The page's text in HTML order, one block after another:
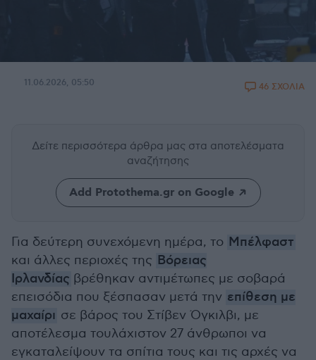
11.06.2026, 05:50 46 ΣΧΟΛΙΑ
Δείτε περισσότερα άρθρα μας στα αποτελέσματα
αναζήτησης
Add Protothema.gr on Google
Για δεύτερη συνεχόμενη ημέρα, το Μπέλφαστ
και άλλες περιοχές της Βόρειας
Ιρλανδίας βρέθηκαν αντιμέτωπες με σοβαρά
επεισόδια που ξέσπασαν μετά την επίθεση με
μαχαίρι σε βάρος του Στίβεν Όγκιλβι, με
αποτέλεσμα τουλάχιστον 27 άνθρωποι να
εγκαταλείψουν τα σπίτια τους και τις αρχές να